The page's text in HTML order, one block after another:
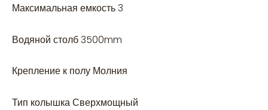
Максимальная емкость 3
Водяной столб 3500mm
Крепление к полу Молния
Тип колышка Сверхмощный